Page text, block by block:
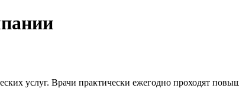
услуг. Врачи практически ежегодно проходят